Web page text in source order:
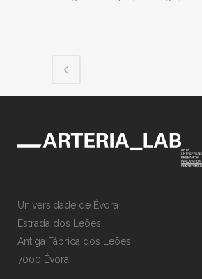
Universidade de Évora
Estrada dos Leões
Antiga Fábrica dos Leões
7000 Évora